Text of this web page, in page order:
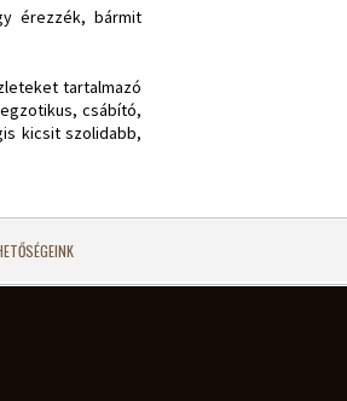
érezzék, bármit
tartalmazó
csábító,
kicsit szolidabb,